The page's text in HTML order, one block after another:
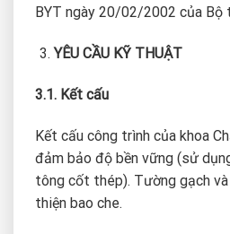
BYT ngày 20/02/2002 của Bộ
YÊU CẦU KỸ THUẬT
3.1. Kết cấu
Kết cấu công trình của khoa
đảm bảo độ bền vững (sử
tông cốt thép). Tường gạch
thiện bao che.